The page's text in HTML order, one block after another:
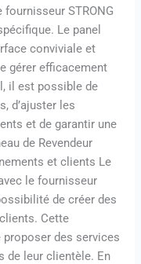
STRONG
Le panel
conviviale et
gérer efficacement
il est possible de
d’ajuster les
et de garantir une
de Revendeur
et clients Le
le fournisseur
de créer des
Cette
proposer des services
de leur clientèle. En